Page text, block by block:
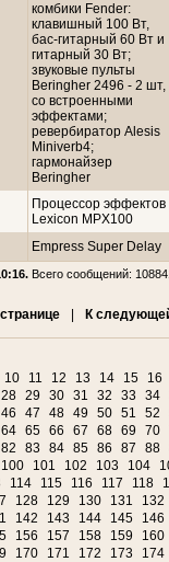
комбики Fender:
клавишный 100 Вт,
бас-гитарный 60 Вт и
гитарный 30 Вт;
звуковые пульты
Beringher 2496 - 2 шт,
со встроенными
эффектами;
ревербиратор Alesis
Miniverb4;
гармонайзер
Beringher
Процессор эффектов
Lexicon MPX100
Empress Super Delay
Всего сообщений:
К
10 11 12 13 14 15 16
28 29 30 31 32 33 34
46 47 48 49 50 51 52
64 65 66 67 68 69 70
82 83 84 85 86 87 88
100 101 102 103 104
114 115 116 117 118
128 129 130 131 132
142 143 144 145 146
156 157 158 159 160
170 171 172 173 174